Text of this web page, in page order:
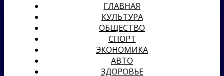
ГЛАВНАЯ
КУЛЬТУРА
ОБЩЕСТВО
СПОРТ
ЭКОНОМИКА
АВТО
ЗДОРОВЬЕ